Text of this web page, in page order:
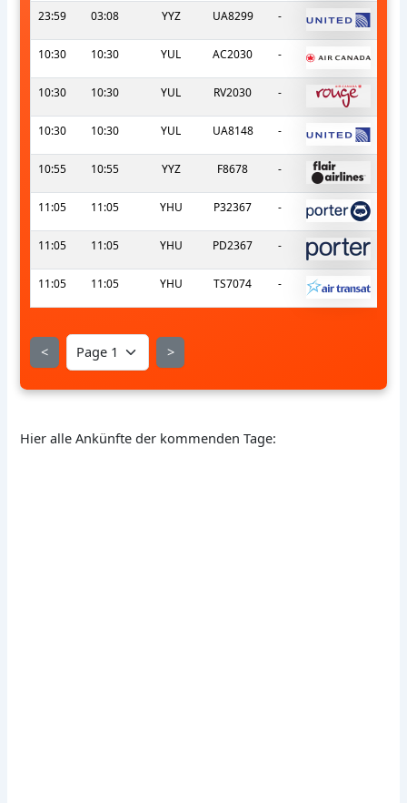
23:59 03:08 YYZ UA8299 -
10:30 10:30 YUL AC2030 -
10:30 10:30 YUL RV2030 -
10:30 10:30 YUL UA8148 -
10:55 10:55 YYZ F8678 -
11:05 11:05 YHU P32367 -
11:05 11:05 YHU PD2367 -
11:05 11:05 YHU TS7074 -
< >
Hier alle Ankünfte der kommenden Tage: